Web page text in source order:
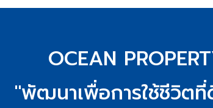
OCEAN
"พัฒนาเพื่อการใช้ชีวิตที่